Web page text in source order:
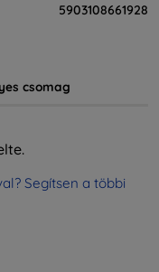
5903108661928
csomag
Segítsen a többi